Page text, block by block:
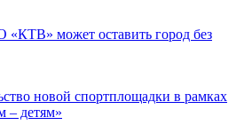
«КТВ» может оставить город без
новой спортплощадки в рамках
– детям»